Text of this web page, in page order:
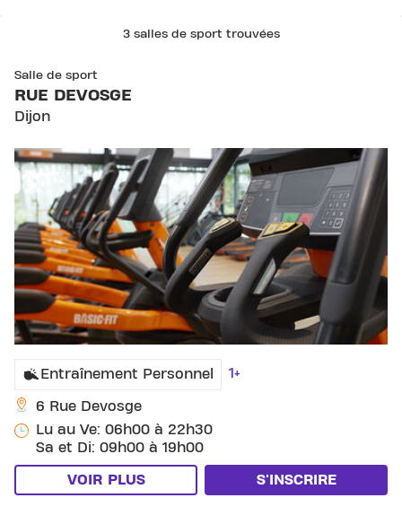
3 salles de sport trouvées
Salle de sport
RUE DEVOSGE
Dijon
Entraînement Personnel 1+
6 Rue Devosge
Lu au Ve: 06h00 à 22h30
Sa et Di: 09h00 à 19h00
VOIR PLUS S'INSCRIRE